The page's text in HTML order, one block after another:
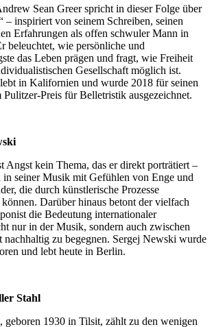
Sean Greer spricht in dieser Folge über
– inspiriert von seinem Schreiben, seinen
Erfahrungen als offen schwuler Mann in
beleuchtet, wie persönliche und
das Leben prägen und fragt, wie Freiheit
Gesellschaft möglich ist.
in Kalifornien und wurde 2018 für seinen
Pulitzer-Preis für Belletristik ausgezeichnet.
Angst kein Thema, das er direkt porträtiert –
in seiner Musik mit Gefühlen von Enge und
die durch künstlerische Prozesse
Darüber hinaus betont der vielfach
die Bedeutung internationaler
nur in der Musik, sondern auch zwischen
nachhaltig zu begegnen. Sergej Newski wurde
und lebt heute in Berlin.
Stahl
1930 in Tilsit, zählt zu den wenigen